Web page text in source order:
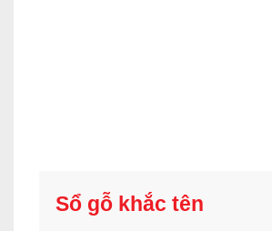
Sổ gỗ khắc tên